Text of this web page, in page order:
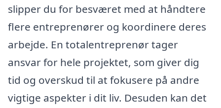
slipper du for besværet med at håndtere
flere entreprenører og koordinere deres
arbejde. En totalentreprenør tager
ansvar for hele projektet, som giver dig
tid og overskud til at fokusere på andre
vigtige aspekter i dit liv. Desuden kan det